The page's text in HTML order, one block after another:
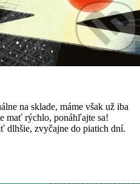
na sklade, máme však už iba
mať rýchlo, ponáhľajte sa!
dlhšie, zvyčajne do piatich dní.